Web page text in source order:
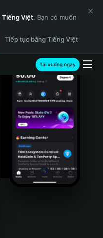
Tiếng Việt. Bạn có muốn
Tiếp tục bằng Tiếng Việt
Tải xuống ngay